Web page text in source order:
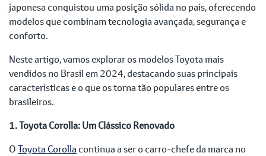
japonesa conquistou uma posição sólida no país, oferecendo
modelos que combinam tecnologia avançada, segurança e
conforto.
Neste artigo, vamos explorar os modelos Toyota mais
vendidos no Brasil em 2024, destacando suas principais
características e o que os torna tão populares entre os
brasileiros.
1. Toyota Corolla: Um Clássico Renovado
OToyota Corollacontinua a ser o carro-chefe da marca no